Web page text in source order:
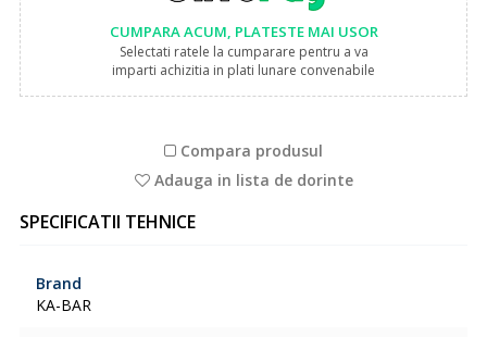
CUMPARA ACUM, PLATESTE MAI USOR
Selectati ratele la cumparare pentru a va
imparti achizitia in plati lunare convenabile
Compara produsul
Adauga in lista de dorinte
SPECIFICATII TEHNICE
Brand
KA-BAR